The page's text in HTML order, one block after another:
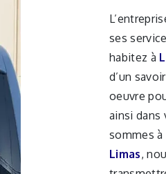
ses
habitez à
d’un
oeuvre
ainsi dans
sommes à
Limas,